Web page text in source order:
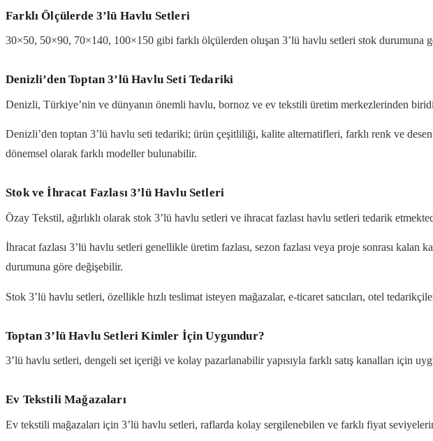
Farklı Ölçülerde 3’lü Havlu Setleri
30×50, 50×90, 70×140, 100×150 gibi farklı ölçülerden oluşan 3’lü havlu setleri stok durumuna
Denizli’den Toptan 3’lü Havlu Seti Tedariki
Denizli, Türkiye’nin ve dünyanın önemli havlu, bornoz ve ev tekstili üretim merkezlerinden
Denizli’den toptan 3’lü havlu seti tedariki; ürün çeşitliliği, kalite alternatifleri, farklı renk ve
dönemsel olarak farklı modeller bulunabilir.
Stok ve İhracat Fazlası 3’lü Havlu Setleri
Özay Tekstil, ağırlıklı olarak stok 3’lü havlu setleri ve ihracat fazlası havlu setleri tedarik
İhracat fazlası 3’lü havlu setleri genellikle üretim fazlası, sezon fazlası veya proje sonrası
durumuna göre değişebilir.
Stok 3’lü havlu setleri, özellikle hızlı teslimat isteyen mağazalar, e-ticaret satıcıları, otel
Toptan 3’lü Havlu Setleri Kimler İçin Uygundur?
3’lü havlu setleri, dengeli set içeriği ve kolay pazarlanabilir yapısıyla farklı satış kanalları için
Ev Tekstili Mağazaları
Ev tekstili mağazaları için 3’lü havlu setleri, raflarda kolay sergilenebilen ve farklı fiyat